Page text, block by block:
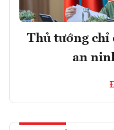
Thủ tướng chỉ
an